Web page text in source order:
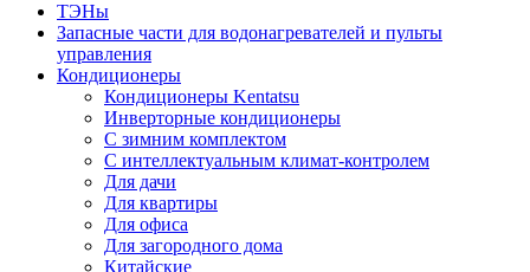
ТЭНы
Запасные части для водонагревателей и пульты
управления
Кондиционеры
Кондиционеры Kentatsu
Инверторные кондиционеры
С зимним комплектом
С интеллектуальным климат-контролем
Для дачи
Для квартиры
Для офиса
Для загородного дома
Китайские